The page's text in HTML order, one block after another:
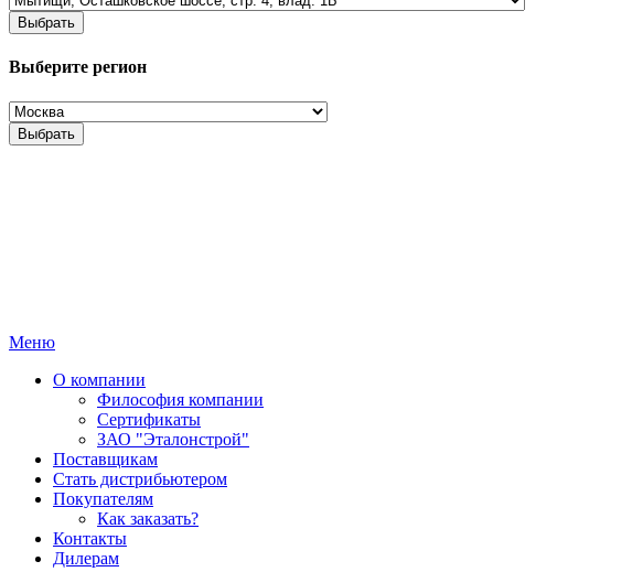
Выбрать
Выберите регион
Выбрать
Меню
О компании
Философия компании
Сертификаты
ЗАО "Эталонстрой"
Поставщикам
Стать дистрибьютером
Покупателям
Как заказать?
Контакты
Дилерам